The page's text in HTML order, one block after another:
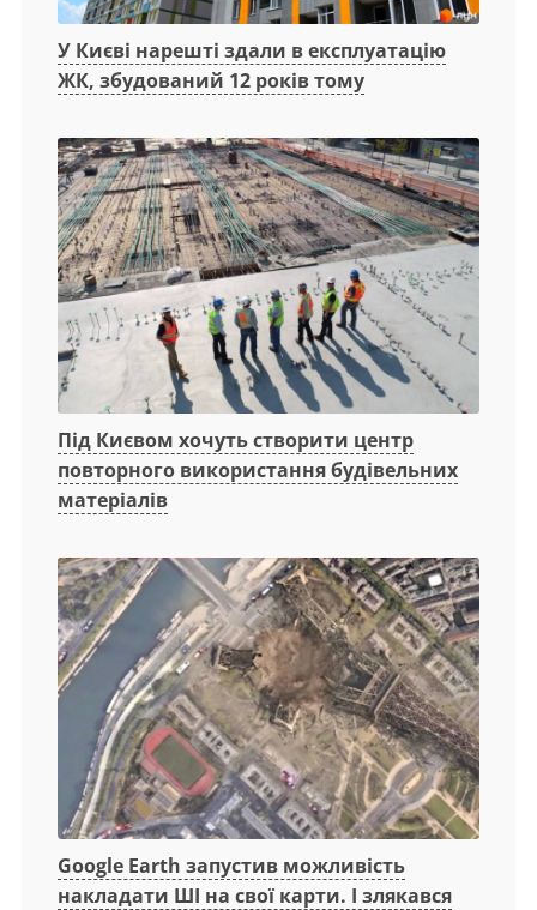
У Києві нарешті здали в експлуатацію
ЖК, збудований 12 років тому
Під Києвом хочуть створити центр
повторного використання будівельних
матеріалів
Google Earth запустив можливість
накладати ШІ на свої карти. І злякався